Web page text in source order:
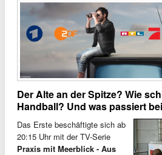
Der Alte an der Spitze? Wie
Handball? Und was passiert
Das Erste beschäftigte sich ab
20:15 Uhr mit der TV-Serie
Praxis mit Meerblick - Aus